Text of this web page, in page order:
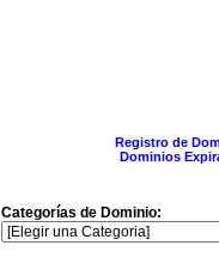
Registro de
Dominios
Categorías de Dominio: